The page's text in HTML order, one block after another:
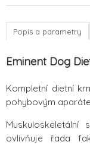
Popis a parametry
Eminent Dog
Kompletní dietní
pohybovým
ovlivňuje řada